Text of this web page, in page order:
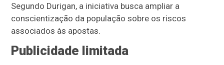
Segundo Durigan, a iniciativa busca ampliar a
conscientização da população sobre os riscos
associados às apostas.
Publicidade limitada